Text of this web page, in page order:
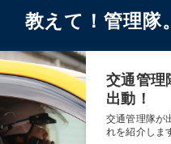
教えて！管理隊。
交通管理
出動！
交通管理隊が
れを紹介しま